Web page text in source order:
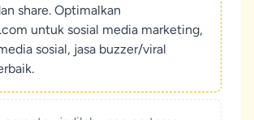
share. Optimalkan
untuk sosial media marketing,
sosial, jasa buzzer/viral